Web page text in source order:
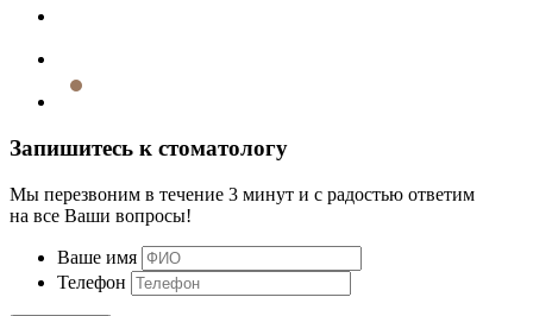
Запишитесь к стоматологу
Мы перезвоним в течение 3 минут и с радостью ответим
на все Ваши вопросы!
Ваше имя
Телефон